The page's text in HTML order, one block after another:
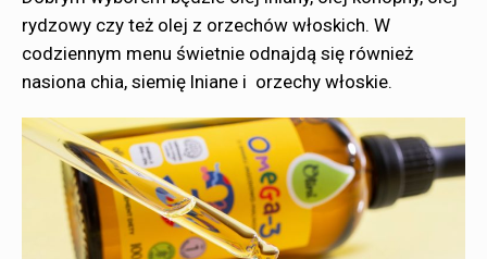
rydzowy czy też olej z orzechów włoskich. W
codziennym menu świetnie odnajdą się również
nasiona chia, siemię lniane i orzechy włoskie.